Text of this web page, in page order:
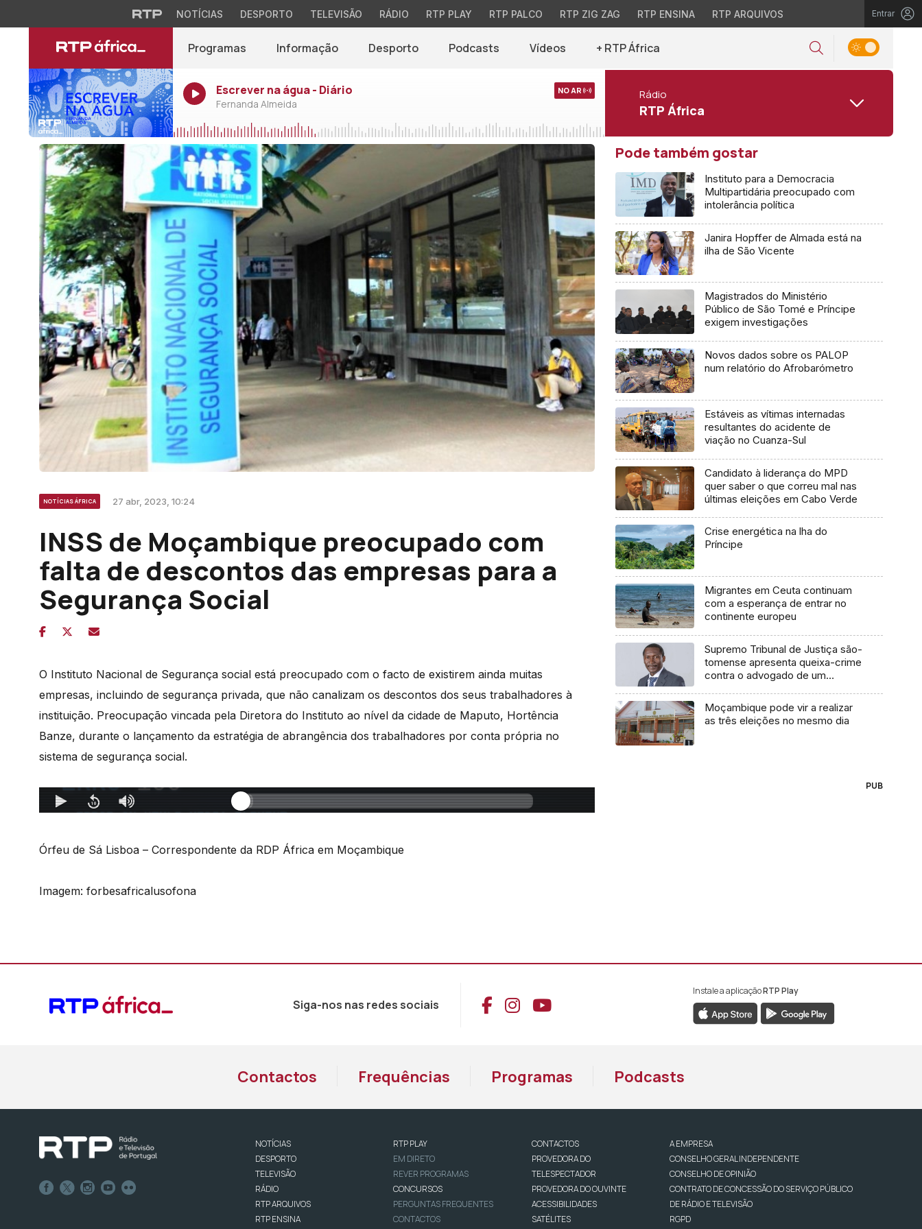
NOTÍCIAS DESPORTO TELEVISÃO RÁDIO RTP PLAY RTP PALCO RTP ZIG ZAG RTP ENSINA RTP ARQUIVOS Entrar
Programas Informação Desporto Podcasts Vídeos + RTP África
Escrever na água - Diário
Fernanda Almeida
NO AR Rádio
RTP África
NOTÍCIAS ÁFRICA 27 abr, 2023, 10:24
INSS de Moçambique preocupado com
falta de descontos das empresas para a
Segurança Social
O Instituto Nacional de Segurança social está preocupado com o facto de existirem ainda muitas
empresas, incluindo de segurança privada, que não canalizam os descontos dos seus trabalhadores à
instituição. Preocupação vincada pela Diretora do Instituto ao nível da cidade de Maputo, Hortência
Banze, durante o lançamento da estratégia de abrangência dos trabalhadores por conta própria no
sistema de segurança social.
Órfeu de Sá Lisboa – Correspondente da RDP África em Moçambique
Imagem: forbesafricalusofona
Pode também gostar
Instituto para a Democracia
Multipartidária preocupado com
intolerância política
Janira Hopffer de Almada está na
ilha de São Vicente
Magistrados do Ministério
Público de São Tomé e Príncipe
exigem investigações
Novos dados sobre os PALOP
num relatório do Afrobarómetro
Estáveis as vítimas internadas
resultantes do acidente de
viação no Cuanza-Sul
Candidato à liderança do MPD
quer saber o que correu mal nas
últimas eleições em Cabo Verde
Crise energética na lha do
Príncipe
Migrantes em Ceuta continuam
com a esperança de entrar no
continente europeu
Supremo Tribunal de Justiça são-
tomense apresenta queixa-crime
contra o advogado de um
Moçambique pode vir a realizar
as três eleições no mesmo dia
PUB
Siga-nos nas redes sociais Aceder ao Facebook da RTP África
Aceder ao Instagram da RTP África
Aceder ao YouTube da RTP África
Instale a aplicaçãoRTP Play
Contactos Frequências Programas Podcasts
NOTÍCIAS
DESPORTO
TELEVISÃO
RÁDIO
RTP ARQUIVOS
RTP ENSINA
RTP PLAY
EM DIRETO
REVER PROGRAMAS
CONCURSOS
PERGUNTAS FREQUENTES
CONTACTOS
CONTACTOS
PROVEDORA DO
TELESPECTADOR
PROVEDORA DO OUVINTE
ACESSIBILIDADES
SATÉLITES
A EMPRESA
CONSELHO GERAL INDEPENDENTE
CONSELHO DE OPINIÃO
CONTRATO DE CONCESSÃO DO SERVIÇO PÚBLICO
DE RÁDIO E TELEVISÃO
RGPD